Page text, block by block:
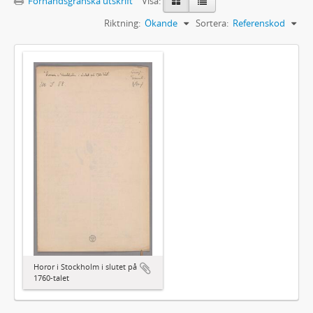
Sortera: Referenskod
Riktning: Ökande
Horor i Stockholm i slutet på
1760-talet